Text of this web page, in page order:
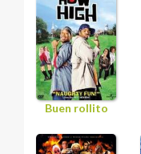
Buen rollito